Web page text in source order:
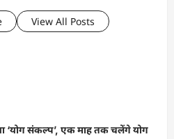
View All Posts
‘योग संकल्प’, एक माह तक चलेंगे योग